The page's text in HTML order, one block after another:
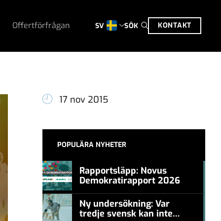
Offertförfrågan SV SÖK KONTAKT
17 nov 2015
POPULÄRA NYHETER
Rapportsläpp: Novus
Demokratirapport 2026
Ny undersökning: Var
tredje svensk kan inte